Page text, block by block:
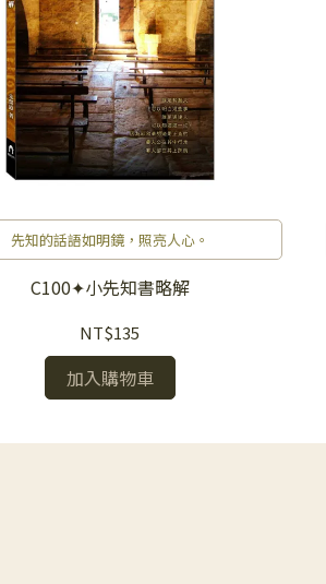
先知的話語如明鏡，照亮人心。
C100✦小先知書略解
NT$135
加入購物車